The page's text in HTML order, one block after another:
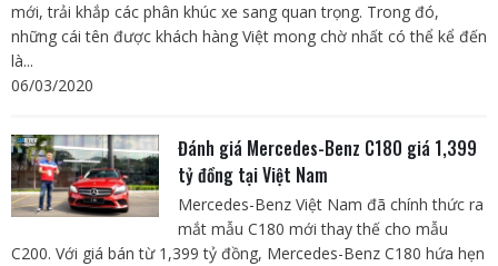
mới, trải khắp các phân khúc xe sang quan trọng. Trong đó,
những cái tên được khách hàng Việt mong chờ nhất có thể kể đến
là...
06/03/2020
Đánh giá Mercedes-Benz C180 giá 1,399
tỷ đồng tại Việt Nam
Mercedes-Benz Việt Nam đã chính thức ra
mắt mẫu C180 mới thay thế cho mẫu
C200. Với giá bán từ 1,399 tỷ đồng, Mercedes-Benz C180 hứa hẹn